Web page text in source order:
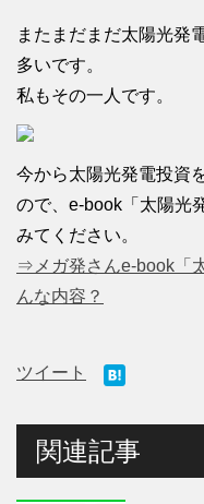
またまだまだ太陽光発
多いです。
私もその一人です。
今から太陽光発電投資
ので、e-book「太陽光
みてください。
⇒メガ発さんe-book「
んな内容？
ツイート
関連記事